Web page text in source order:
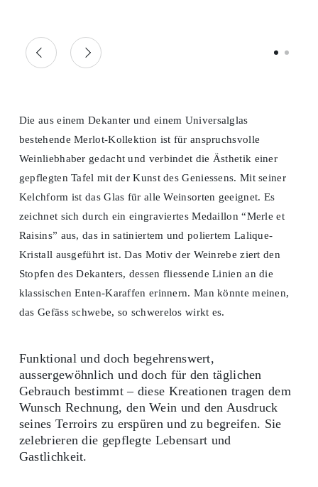
Die aus einem Dekanter und einem Universalglas
bestehende Merlot-Kollektion ist für anspruchsvolle
Weinliebhaber gedacht und verbindet die Ästhetik einer
gepflegten Tafel mit der Kunst des Geniessens. Mit seiner
Kelchform ist das Glas für alle Weinsorten geeignet. Es
zeichnet sich durch ein eingraviertes Medaillon “Merle et
Raisins” aus, das in satiniertem und poliertem Lalique-
Kristall ausgeführt ist. Das Motiv der Weinrebe ziert den
Stopfen des Dekanters, dessen fliessende Linien an die
klassischen Enten-Karaffen erinnern. Man könnte meinen,
das Gefäss schwebe, so schwerelos wirkt es.
Funktional und doch begehrenswert,
aussergewöhnlich und doch für den täglichen
Gebrauch bestimmt – diese Kreationen tragen dem
Wunsch Rechnung, den Wein und den Ausdruck
seines Terroirs zu erspüren und zu begreifen. Sie
zelebrieren die gepflegte Lebensart und
Gastlichkeit.